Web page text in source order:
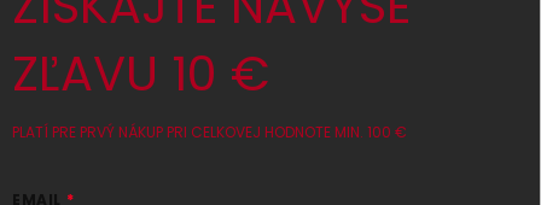
ZĽAVU 10 €
PLATÍ PRE PRVÝ NÁKUP PRI CELKOVEJ HODNOTE MIN. 100 €
EMAIL